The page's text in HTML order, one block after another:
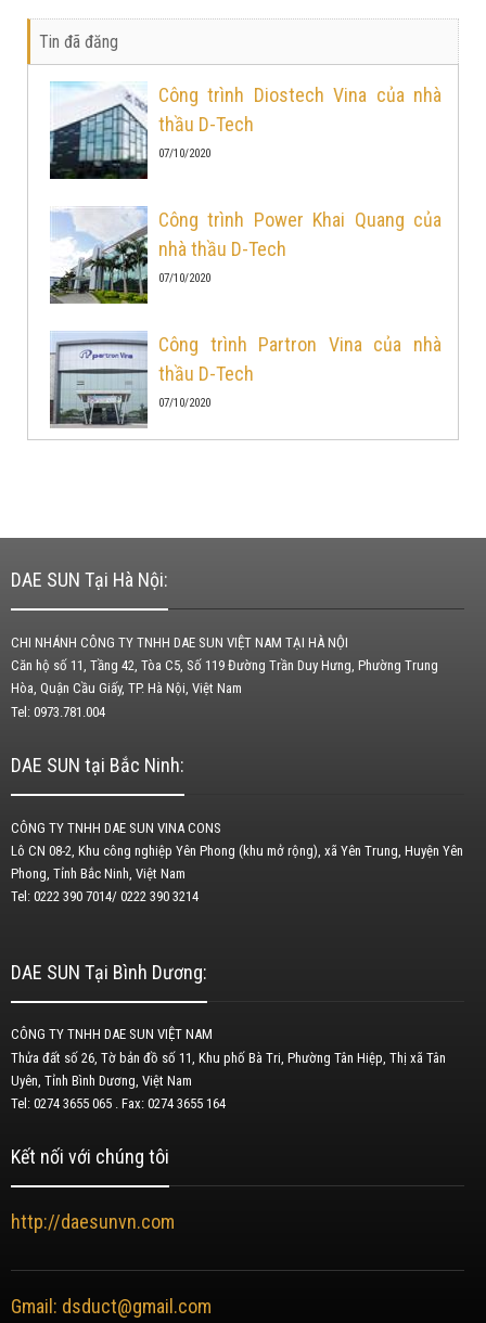
Tin đã đăng
Công trình Diostech Vina của nhà
thầu D-Tech
07/10/2020
Công trình Power Khai Quang của
nhà thầu D-Tech
07/10/2020
Công trình Partron Vina của nhà
thầu D-Tech
07/10/2020
DAE SUN Tại Hà Nội:
CHI NHÁNH CÔNG TY TNHH DAE SUN VIỆT NAM TẠI HÀ NỘI
Căn hộ số 11, Tầng 42, Tòa C5, Số 119 Đường Trần Duy Hưng, Phường Trung
Hòa, Quận Cầu Giấy, TP. Hà Nội, Việt Nam
Tel: 0973.781.004
DAE SUN tại Bắc Ninh:
CÔNG TY TNHH DAE SUN VINA CONS
Lô CN 08-2, Khu công nghiệp Yên Phong (khu mở rộng), xã Yên Trung, Huyện Yên
Phong, Tỉnh Bắc Ninh, Việt Nam
Tel: 0222 390 7014/ 0222 390 3214
DAE SUN Tại Bình Dương:
CÔNG TY TNHH DAE SUN VIỆT NAM
Thửa đất số 26, Tờ bản đồ số 11, Khu phố Bà Tri, Phường Tân Hiệp, Thị xã Tân
Uyên, Tỉnh Bình Dương, Việt Nam
Tel: 0274 3655 065 . Fax: 0274 3655 164
Kết nối với chúng tôi
http://daesunvn.com
Gmail: dsduct@gmail.com